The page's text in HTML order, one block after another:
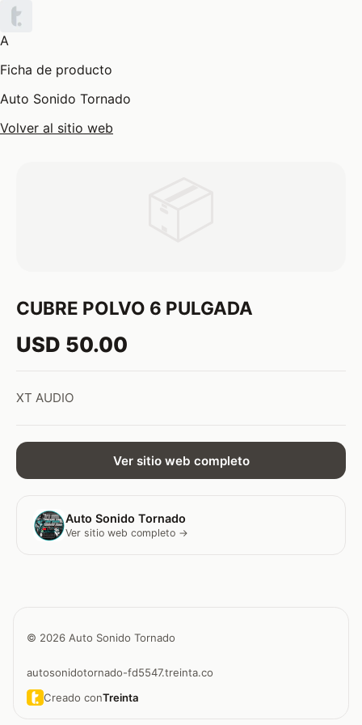
A
Ficha de producto
Auto Sonido Tornado
Volver al sitio web
CUBRE POLVO 6 PULGADA
USD 50.00
XT AUDIO
Ver sitio web completo
Auto Sonido Tornado
Ver sitio web completo →
© 2026 Auto Sonido Tornado
autosonidotornado-fd5547.treinta.co
Creado conTreinta